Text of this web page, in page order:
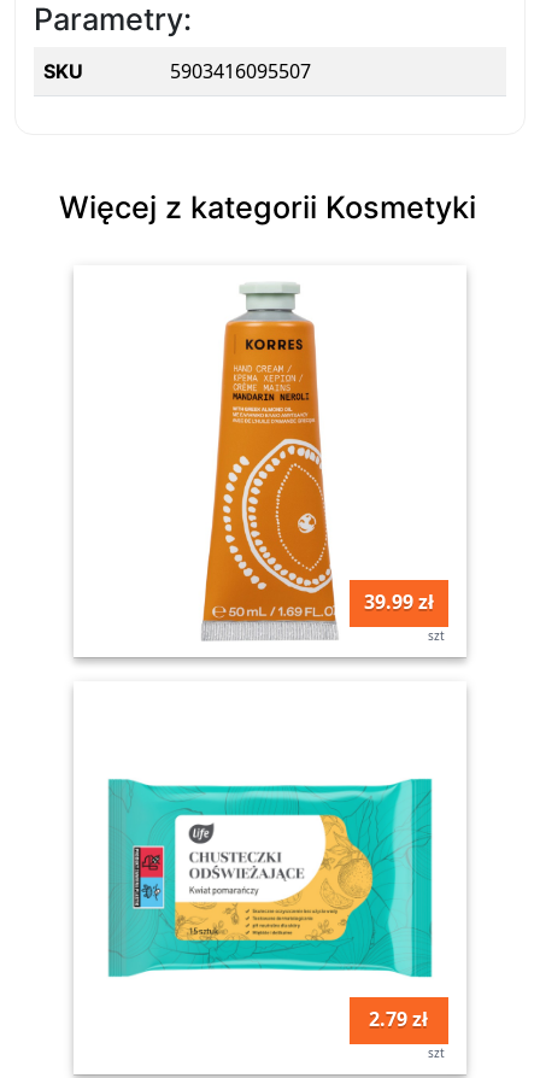
Parametry:
SKU 5903416095507
Więcej z kategorii Kosmetyki
39.99 zł
szt
2.79 zł
szt